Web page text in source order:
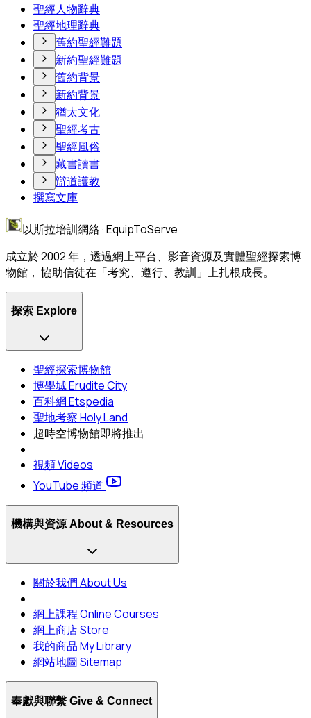
聖經人物辭典
聖經地理辭典
舊約聖經難題
新約聖經難題
舊約背景
新約背景
猶太文化
聖經考古
聖經風俗
藏書讀書
辯道護教
撰寫文庫
以斯拉培訓網絡 · EquipToServe
成立於 2002 年，透過網上平台、影音資源及實體聖經探索博
物館， 協助信徒在「考究、遵行、教訓」上扎根成長。
探索 Explore
聖經探索博物館
博學城 Erudite City
百科網 Etspedia
聖地考察 Holy Land
超時空博物館即將推出
視頻 Videos
YouTube 頻道
機構與資源 About & Resources
關於我們 About Us
網上課程 Online Courses
網上商店 Store
我的商品 My Library
網站地圖 Sitemap
奉獻與聯繫 Give & Connect